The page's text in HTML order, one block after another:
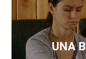
UNA